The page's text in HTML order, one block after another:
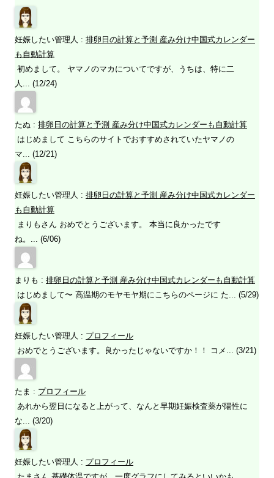
妊娠したい管理人 : 排卵日の計算と予測 産み分け中国式カレンダー
も自動計算
初めまして。 ヤマノのマカについてですが、うちは、特に二
人... (12/24)
たぬ : 排卵日の計算と予測 産み分け中国式カレンダーも自動計算
はじめまして こちらのサイトでおすすめされていたヤマノの
マ... (12/21)
妊娠したい管理人 : 排卵日の計算と予測 産み分け中国式カレンダー
も自動計算
まりもさん おめでとうございます。 本当に良かったです
ね。... (6/06)
まりも : 排卵日の計算と予測 産み分け中国式カレンダーも自動計算
はじめまして〜 高温期のモヤモヤ期にこちらのページに た... (5/29)
妊娠したい管理人 : プロフィール
おめでとうございます。良かったじゃないですか！！ コメ... (3/21)
たま : プロフィール
あれから翌日になると上がって、なんと早期妊娠検査薬が陽性に
な... (3/20)
妊娠したい管理人 : プロフィール